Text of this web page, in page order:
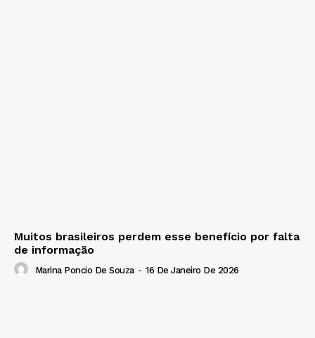
Muitos brasileiros perdem esse benefício por falta
de informação
Marina Poncio De Souza - 16 De Janeiro De 2026